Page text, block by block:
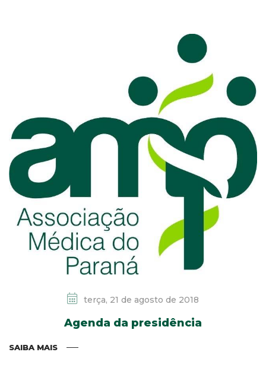
terça, 21 de agosto de 2018
Agenda da presidência
SAIBA MAIS